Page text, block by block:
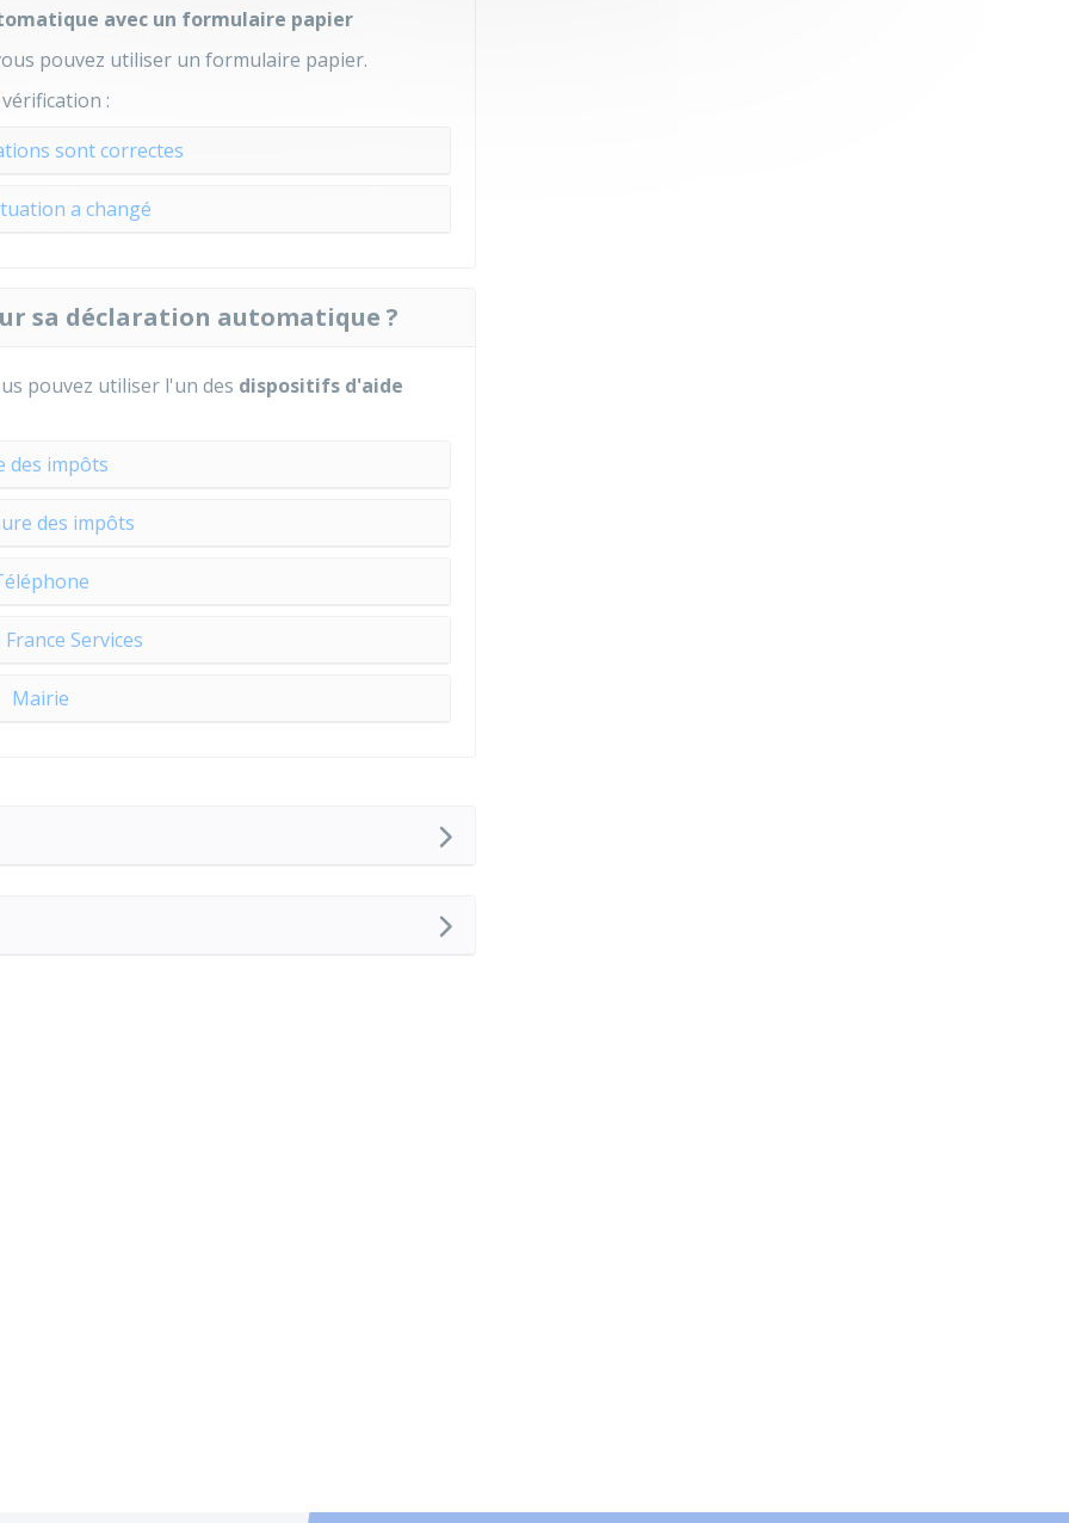
avec un formulaire papier
pouvez utiliser un formulaire papier.
:
sont correctes
a changé
sa déclaration automatique ?
pouvez utiliser l'un des dispositifs d'aide
des impôts
des impôts
France Services
Mairie